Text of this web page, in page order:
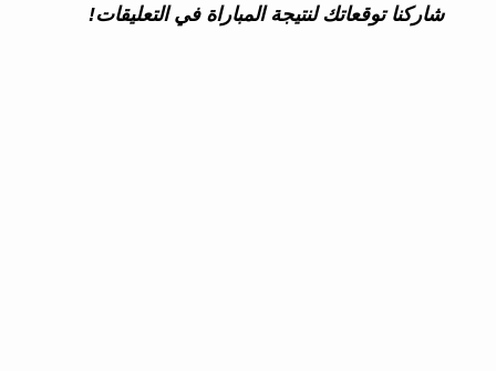
شاركنا توقعاتك لنتيجة المباراة في التعليقات!